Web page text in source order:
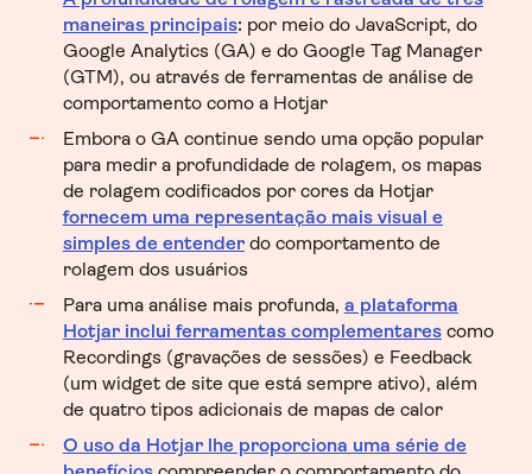
maneiras principais: por meio do JavaScript, do
Google Analytics (GA) e do Google Tag Manager
(GTM), ou através de ferramentas de análise de
comportamento como a Hotjar
Embora o GA continue sendo uma opção popular
para medir a profundidade de rolagem, os mapas
de rolagem codificados por cores da Hotjar
fornecem uma representação mais visual e
simples de entenderdo comportamento de
rolagem dos usuários
Para uma análise mais profunda, a plataforma
Hotjar inclui ferramentas complementarescomo
Recordings (gravações de sessões) e Feedback
(um widget de site que está sempre ativo), além
de quatro tipos adicionais de mapas de calor
O uso da Hotjar lhe proporciona uma série de